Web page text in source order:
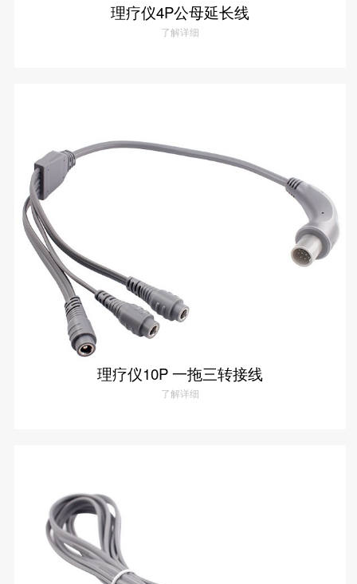
理疗仪4P公母延长线
了解详细
理疗仪4P公母延长线
理疗仪10P 一拖三转接线
了解详细
理疗仪10P 一拖三转接线